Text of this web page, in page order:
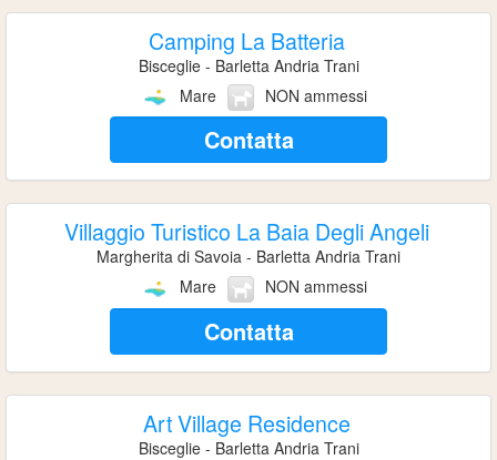
Camping La Batteria
Bisceglie - Barletta Andria Trani
Mare
NON ammessi
Contatta
Villaggio Turistico La Baia Degli Angeli
Margherita di Savoia - Barletta Andria Trani
Mare
NON ammessi
Contatta
Art Village Residence
Bisceglie - Barletta Andria Trani